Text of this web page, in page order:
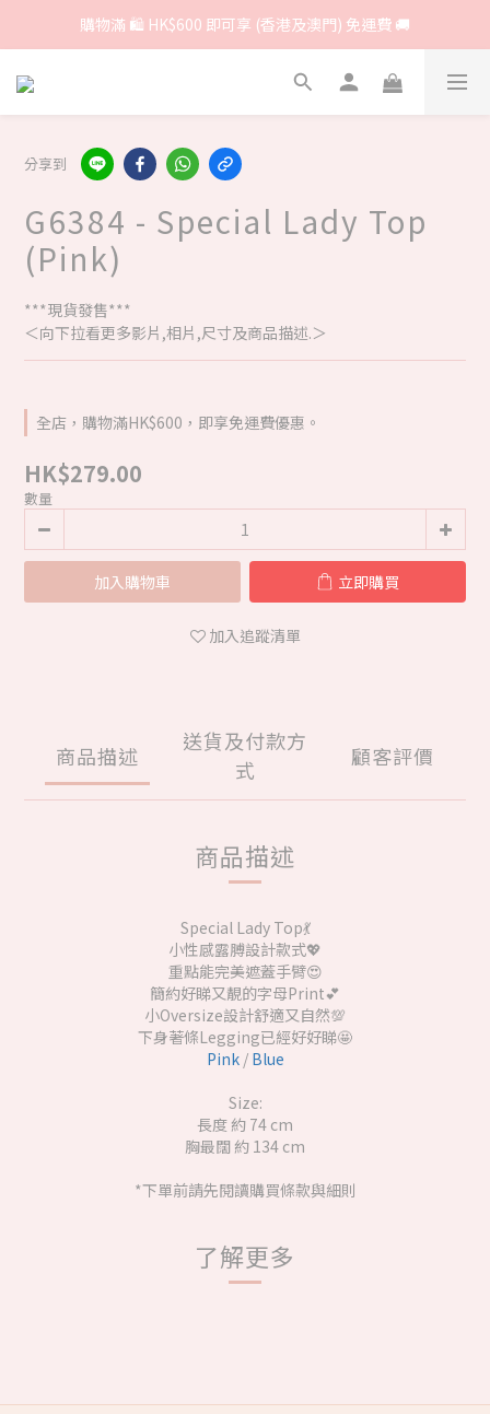
購物滿 🛍 HK$600 即可享 (香港及澳門) 免運費 🚚
分享到
G6384 - Special Lady Top
(Pink)
***現貨發售***
＜向下拉看更多影片,相片,尺寸及商品描述.＞
全店，購物滿HK$600，即享免運費優惠。
HK$279.00
數量
加入購物車 立即購買
加入追蹤清單
商品描述
送貨及付款方
式
顧客評價
商品描述
Special Lady Top💃
小性感露膊設計款式💖
重點能完美遮蓋手臂😍
簡約好睇又靚的字母Print💕
小Oversize設計舒適又自然💯
下身著條Legging已經好好睇🤩
Pink/ Blue
Size:
長度 約 74 cm
胸最闊 約 134 cm
*下單前請先閱讀購買條款與細則
了解更多